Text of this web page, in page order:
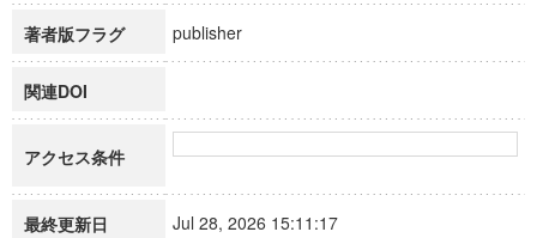
著者版フラグ publisher
関連DOI
アクセス条件
最終更新日 Jul 28, 2026 15:11:17